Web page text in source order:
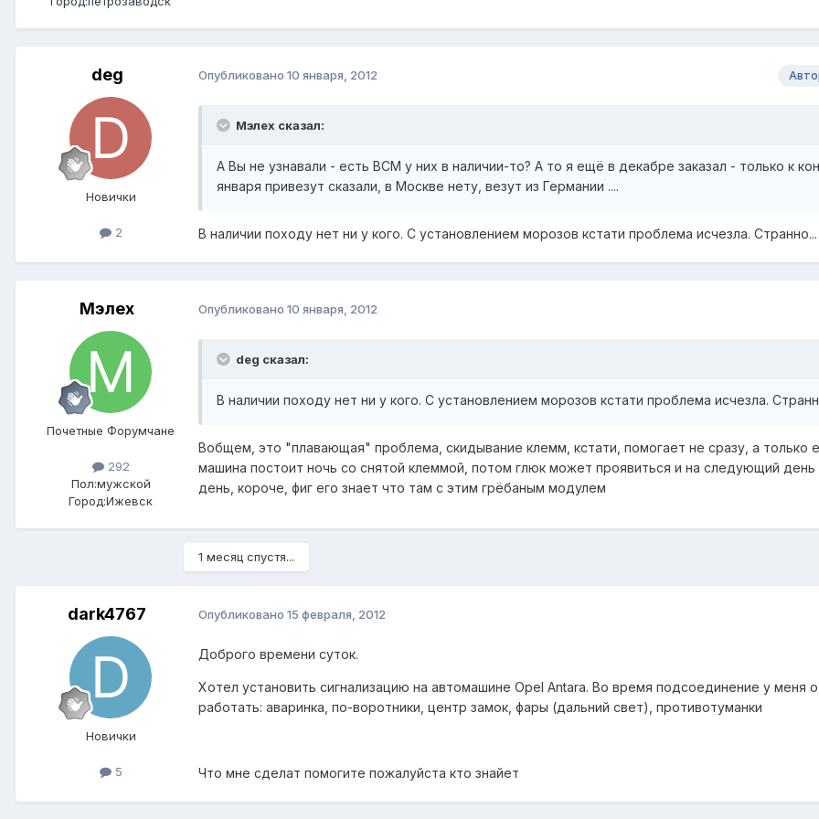
deg
Новички
2
Опубликовано 10 января, 2012
Мэлех сказал:
А Вы не узнавали - есть ВСМ у них в наличии-то? А то я ещё в декабре заказал - только к
января привезут сказали, в Москве нету, везут из Германии ....
В наличии походу нет ни у кого. С установлением морозов кстати проблема исчезла. Странно...
Мэлех
Почетные Форумчане
292
Пол:мужской
Город:Ижевск
Опубликовано 10 января, 2012
deg сказал:
В наличии походу нет ни у кого. С установлением морозов кстати проблема исчезла.
Вобщем, это "плавающая" проблема, скидывание клемм, кстати, помогает не сразу, а только
машина постоит ночь со снятой клеммой, потом глюк может проявиться и на следующий день
день, короче, фиг его знает что там с этим грёбаным модулем
1 месяц спустя...
dark4767
Новички
5
Опубликовано 15 февраля, 2012
Доброго времени суток.
Хотел установить сигнализацию на автомашине Opel Antara. Во время подсоединение у меня
работать: аваринка, по-воротники, центр замок, фары (дальний свет), противотуманки
Что мне сделат помогите пожалуйста кто знайет